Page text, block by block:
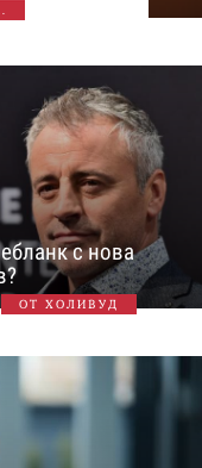
с нова
ОТ ХОЛИВУД